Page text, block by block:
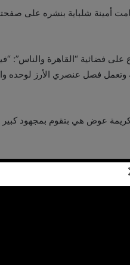
أمينة شلباية بنشره على
فضائية “القاهرة والناس”:
وتعمل فصل عنصري الأرز لوحده
عوض هي بتقوم بمجهود كبير